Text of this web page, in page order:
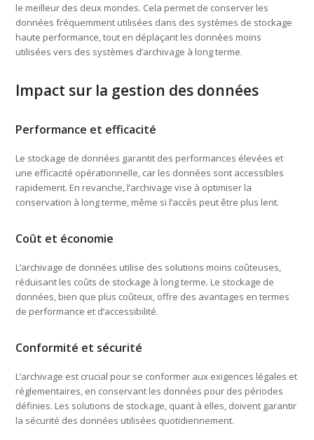
le meilleur des deux mondes. Cela permet de conserver les
données fréquemment utilisées dans des systèmes de stockage
haute performance, tout en déplaçant les données moins
utilisées vers des systèmes d’archivage à long terme.
Impact sur la gestion des données
Performance et efficacité
Le stockage de données garantit des performances élevées et
une efficacité opérationnelle, car les données sont accessibles
rapidement. En revanche, l’archivage vise à optimiser la
conservation à long terme, même si l’accès peut être plus lent.
Coût et économie
L’archivage de données utilise des solutions moins coûteuses,
réduisant les coûts de stockage à long terme. Le stockage de
données, bien que plus coûteux, offre des avantages en termes
de performance et d’accessibilité.
Conformité et sécurité
L’archivage est crucial pour se conformer aux exigences légales et
réglementaires, en conservant les données pour des périodes
définies. Les solutions de stockage, quant à elles, doivent garantir
la sécurité des données utilisées quotidiennement.